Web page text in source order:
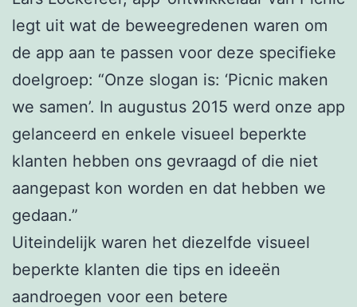
legt uit wat de beweegredenen waren om
de app aan te passen voor deze specifieke
doelgroep: “Onze slogan is: ‘Picnic maken
we samen’. In augustus 2015 werd onze app
gelanceerd en enkele visueel beperkte
klanten hebben ons gevraagd of die niet
aangepast kon worden en dat hebben we
gedaan.”
Uiteindelijk waren het diezelfde visueel
beperkte klanten die tips en ideeën
aandroegen voor een betere